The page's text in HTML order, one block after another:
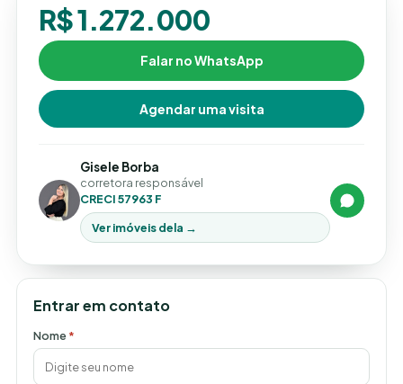
R$ 1.272.000
Falar no WhatsApp
Agendar uma visita
Gisele Borba
corretora responsável
CRECI 57963 F
Ver imóveis dela →
Entrar em contato
Nome*